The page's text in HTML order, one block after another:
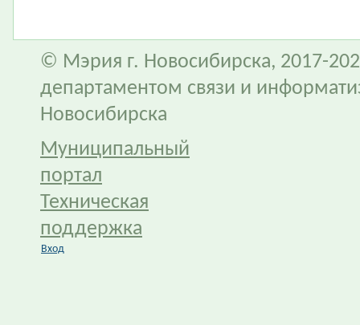
© Мэрия г. Новосибирска, 2017-
департаментом связи и
Новосибирска
Муниципальный
портал
Техническая
поддержка
Вход